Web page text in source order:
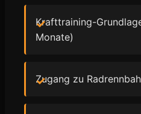
Krafttraining-
Monate)
Zugang zu